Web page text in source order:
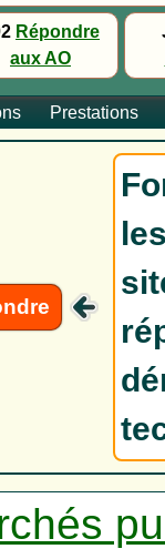
Répondre
aux AO
Prestations